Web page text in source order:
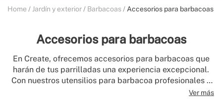
Home Jardín y exterior Barbacoas Accesorios para barbacoas
Accesorios para barbacoas
En Create, ofrecemos accesorios para barbacoas que
harán de tus parrilladas una experiencia excepcional.
Con nuestros utensilios para barbacoa profesionales y
complementos para BBQ, podrás cocinar como un
Ver más